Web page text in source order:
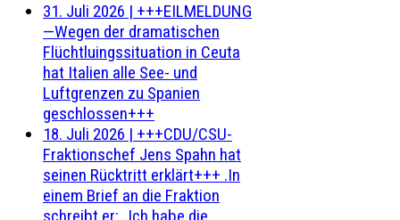
31. Juli 2026 | +++EILMELDUNG
—Wegen der dramatischen
Flüchtluingssituation in Ceuta
hat Italien alle See- und
Luftgrenzen zu Spanien
geschlossen+++
18. Juli 2026 | +++CDU/CSU-
Fraktionschef Jens Spahn hat
seinen Rücktritt erklärt+++ .In
einem Brief an die Fraktion